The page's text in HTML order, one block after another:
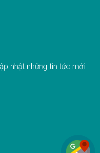
nhật những tin tức mới